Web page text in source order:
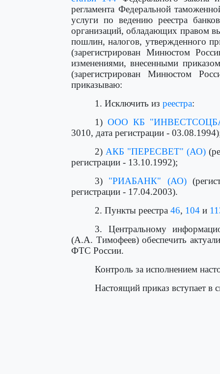
регламента Федеральной
услуги по ведению реестра
организаций, обладающих правом
пошлин, налогов, утвержденного
(зарегистрирован Минюстом
изменениями, внесенными
(зарегистрирован Минюстом
приказываю:
1. Исключить из реестра:
1)ООО КБ
3010, дата регистрации -
2) АКБ "ПЕРЕСВЕТ" (АО)
регистрации - 13.10.1992);
3) "РИАБАНК" (АО)
регистрации - 17.04.2003).
2. Пункты реестра 46, 104 и
3. Центральному
(А.А. Тимофеев) обеспечить
ФТС России.
Контроль за исполнением
Настоящий приказ вступает в